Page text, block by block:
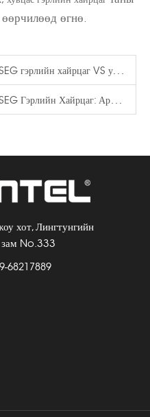
өгнө.
хайрцаг VS уламжлалт дэлгэцүүд
Арга Хэмжээний Фондын Төгсгөлд Хурдан Суурилуулах
хот, Лингтунгийн
зам No.333
68217889